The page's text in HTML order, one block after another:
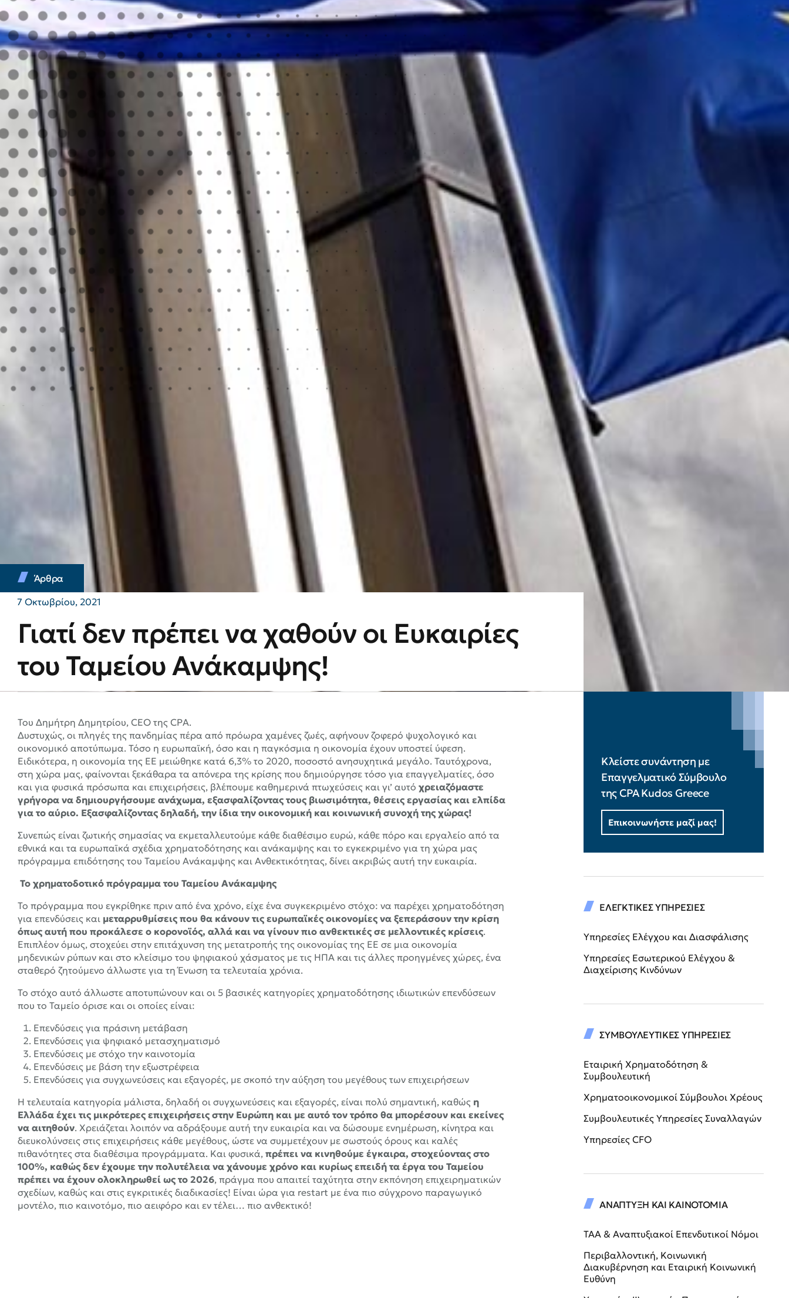
Άρθρα
7 Οκτωβρίου, 2021
Γιατί δεν πρέπει να χαθούν οι Ευκαιρίες
του Ταμείου Ανάκαμψης!
Του Δημήτρη Δημητρίου, CEO της CPA.
Δυστυχώς, οι πληγές της πανδημίας πέρα από πρόωρα χαμένες ζωές, αφήνουν ζοφερό ψυχολογικό και
οικονομικό αποτύπωμα. Τόσο η ευρωπαϊκή, όσο και η παγκόσμια η οικονομία έχουν υποστεί ύφεση.
Ειδικότερα, η οικονομία της ΕΕ μειώθηκε κατά 6,3% το 2020, ποσοστό ανησυχητικά μεγάλο. Ταυτόχρονα,
στη χώρα μας, φαίνονται ξεκάθαρα τα απόνερα της κρίσης που δημιούργησε τόσο για επαγγελματίες, όσο
και για φυσικά πρόσωπα και επιχειρήσεις, βλέπουμε καθημερινά πτωχεύσεις και γι’ αυτό χρειαζόμαστε
γρήγορα να δημιουργήσουμε ανάχωμα, εξασφαλίζοντας τους βιωσιμότητα, θέσεις εργασίας και ελπίδα
για το αύριο. Εξασφαλίζοντας δηλαδή, την ίδια την οικονομική και κοινωνική συνοχή της χώρας!
Συνεπώς είναι ζωτικής σημασίας να εκμεταλλευτούμε κάθε διαθέσιμο ευρώ, κάθε πόρο και εργαλείο από τα
εθνικά και τα ευρωπαϊκά σχέδια χρηματοδότησης και ανάκαμψης και το εγκεκριμένο για τη χώρα μας
πρόγραμμα επιδότησης του Ταμείου Ανάκαμψης και Ανθεκτικότητας, δίνει ακριβώς αυτή την ευκαιρία.
Το χρηματοδοτικό πρόγραμμα του Ταμείου Ανάκαμψης
Το πρόγραμμα που εγκρίθηκε πριν από ένα χρόνο, είχε ένα συγκεκριμένο στόχο: να παρέχει χρηματοδότηση
για επενδύσεις και μεταρρυθμίσεις που θα κάνουν τις ευρωπαϊκές οικονομίες να ξεπεράσουν την κρίση
όπως αυτή που προκάλεσε ο κορονοϊός, αλλά και να γίνουν πιο ανθεκτικές σε μελλοντικές κρίσεις.
Επιπλέον όμως, στοχεύει στην επιτάχυνση της μετατροπής της οικονομίας της ΕΕ σε μια οικονομία
μηδενικών ρύπων και στο κλείσιμο του ψηφιακού χάσματος με τις ΗΠΑ και τις άλλες προηγμένες χώρες, ένα
σταθερό ζητούμενο άλλωστε για τη Ένωση τα τελευταία χρόνια.
Το στόχο αυτό άλλωστε αποτυπώνουν και οι 5 βασικές κατηγορίες χρηματοδότησης ιδιωτικών επενδύσεων
που το Ταμείο όρισε και οι οποίες είναι:
Επενδύσεις για πράσινη μετάβαση
Επενδύσεις για ψηφιακό μετασχηματισμό
Επενδύσεις με στόχο την καινοτομία
Επενδύσεις με βάση την εξωστρέφεια
Επενδύσεις για συγχωνεύσεις και εξαγορές, με σκοπό την αύξηση του μεγέθους των επιχειρήσεων
Η τελευταία κατηγορία μάλιστα, δηλαδή οι συγχωνεύσεις και εξαγορές, είναι πολύ σημαντική, καθώς η
Ελλάδα έχει τις μικρότερες επιχειρήσεις στην Ευρώπη και με αυτό τον τρόπο θα μπορέσουν και εκείνες
να αιτηθούν. Χρειάζεται λοιπόν να αδράξουμε αυτή την ευκαιρία και να δώσουμε ενημέρωση, κίνητρα και
διευκολύνσεις στις επιχειρήσεις κάθε μεγέθους, ώστε να συμμετέχουν με σωστούς όρους και καλές
πιθανότητες στα διαθέσιμα προγράμματα. Και φυσικά, πρέπει να κινηθούμε έγκαιρα, στοχεύοντας στο
100%, καθώς δεν έχουμε την πολυτέλεια να χάνουμε χρόνο και κυρίως επειδή τα έργα του Ταμείου
πρέπει να έχουν ολοκληρωθεί ως το 2026, πράγμα που απαιτεί ταχύτητα στην εκπόνηση επιχειρηματικών
σχεδίων, καθώς και στις εγκριτικές διαδικασίες! Είναι ώρα για restart με ένα πιο σύγχρονο παραγωγικό
μοντέλο, πιο καινοτόμο, πιο αειφόρο και εν τέλει… πιο ανθεκτικό!
Κλείστε συνάντηση με
Επαγγελματικό Σύμβουλο
της CPA Kudos Greece
Επικοινωνήστε μαζί μας!
ΕΛΕΓΚΤΙΚΕΣ ΥΠΗΡΕΣΙΕΣ
Υπηρεσίες Ελέγχου και Διασφάλισης
Υπηρεσίες Εσωτερικού Ελέγχου &
Διαχείρισης Κινδύνων
ΣΥΜΒΟΥΛΕΥΤΙΚΕΣ ΥΠΗΡΕΣΙΕΣ
Εταιρική Χρηματοδότηση &
Συμβουλευτική
Χρηματοοικονομικοί Σύμβουλοι Χρέους
Συμβουλευτικές Υπηρεσίες Συναλλαγών
Υπηρεσίες CFO
ΑΝΑΠΤΥΞΗ ΚΑΙ ΚΑΙΝΟΤΟΜΙΑ
ΤΑΑ & Αναπτυξιακοί Επενδυτικοί Νόμοι
Περιβαλλοντική, Κοινωνική
Διακυβέρνηση και Εταιρική Κοινωνική
Ευθύνη